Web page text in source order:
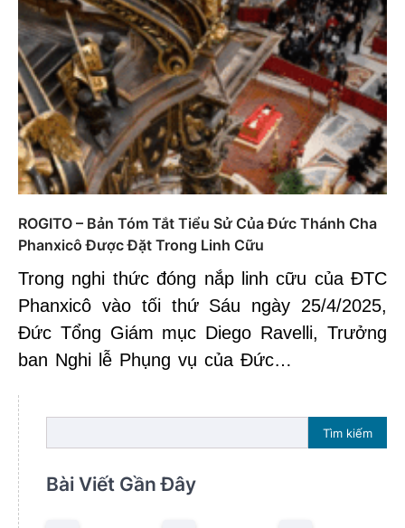
ROGITO – Bản Tóm Tắt Tiểu Sử Của Đức Thánh Cha
Phanxicô Được Đặt Trong Linh Cữu
Trong nghi thức đóng nắp linh cữu của ĐTC
Phanxicô vào tối thứ Sáu ngày 25/4/2025,
Đức Tổng Giám mục Diego Ravelli, Trưởng
ban Nghi lễ Phụng vụ của Đức…
Tìm kiếm
Bài Viết Gần Đây